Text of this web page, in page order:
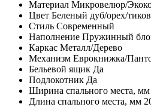
Материал Микровелюр/
Цвет Беленый дуб/орех/
Стиль Современный
Наполнение Пружинный
Каркас Металл/Дерево
Механизм Еврокнижка/
Бельевой ящик Да
Подлокотник Да
Ширина спального места, мм
Длина спального места, мм